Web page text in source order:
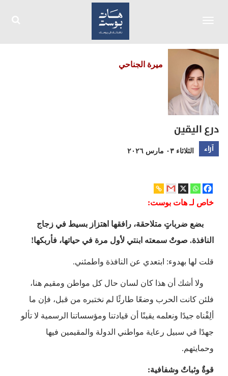
ميرة الجناحي
درع اليقين
آراء الثلاثاء ٠٣ مارس ٢٠٢٦
خاص لـ هات بوست:
بضع ضرباتٍ متلاحقة، رافقها اهتزاز بسيط في زجاج
النافذة. صوتٌ سمعته ابنتي لأول مرة في حياتها، فأربكها!
قلت لها بهدوء: ابتعدي عن النافذة واطمئني.
ولا أشك أن هذا كان لسان حال كل مواطن ومقيم هنا،
فلئن كانت الحرب وضعًا طارئًا لم نختبره من قبل، فإن ما
ألِفْناه جيدًا ونعلمه يقينًا أن قيادتنا ومؤسساتنا الرسمية لا تألو
جهدًا في سبيل رعاية مواطني الدولة والمقيمين فيها
وحمايتهم.
قوةٌ وثباتٌ وشفافية: